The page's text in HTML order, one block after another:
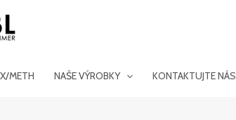
METH NAŠE VÝROBKY KONTAKTUJTE NÁS